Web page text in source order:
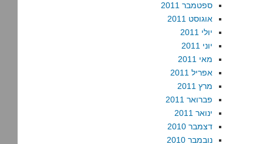
ספטמבר 2011
אוגוסט 2011
יולי 2011
יוני 2011
מאי 2011
אפריל 2011
מרץ 2011
פברואר 2011
ינואר 2011
דצמבר 2010
נובמבר 2010